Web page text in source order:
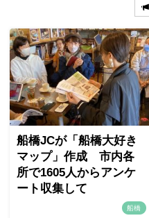
船橋JCが「船橋大好き
マップ」作成 市内各
所で1605人からアンケ
ート収集して
船橋